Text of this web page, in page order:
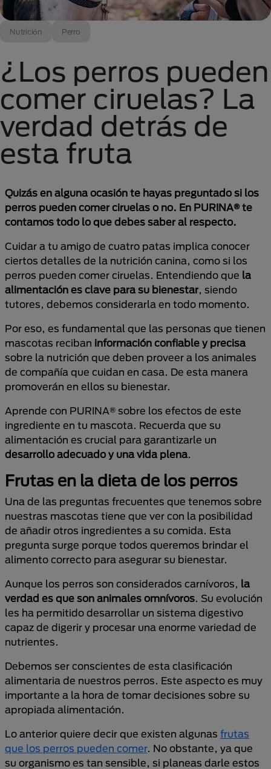
Nutrición Perro
¿Los perros pueden
comer ciruelas? La
verdad detrás de
esta fruta
Quizás en alguna ocasión te hayas preguntado si los
perros pueden comer ciruelas o no. En PURINA® te
contamos todo lo que debes saber al respecto.
Cuidar a tu amigo de cuatro patas implica conocer
ciertos detalles de la nutrición canina, como si los
perros pueden comer ciruelas. Entendiendo que la
alimentación es clave para su bienestar, siendo
tutores, debemos considerarla en todo momento.
Por eso, es fundamental que las personas que tienen
mascotas reciban información confiable y precisa
sobre la nutrición que deben proveer a los animales
de compañía que cuidan en casa. De esta manera
promoverán en ellos su bienestar.
Aprende con PURINA® sobre los efectos de este
ingrediente en tu mascota. Recuerda que su
alimentación es crucial para garantizarle un
desarrollo adecuado y una vida plena.
Frutas en la dieta de los perros
Una de las preguntas frecuentes que tenemos sobre
nuestras mascotas tiene que ver con la posibilidad
de añadir otros ingredientes a su comida. Esta
pregunta surge porque todos queremos brindar el
alimento correcto para asegurar su bienestar.
Aunque los perros son considerados carnívoros, la
verdad es que son animales omnívoros. Su evolución
les ha permitido desarrollar un sistema digestivo
capaz de digerir y procesar una enorme variedad de
nutrientes.
Debemos ser conscientes de esta clasificación
alimentaria de nuestros perros. Este aspecto es muy
importante a la hora de tomar decisiones sobre su
apropiada alimentación.
Lo anterior quiere decir que existen algunas frutas
que los perros pueden comer. No obstante, ya que
su organismo es tan sensible, si planeas darle estos